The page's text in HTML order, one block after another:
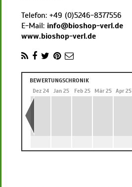
Telefon: +49 (0)5246-8377556
E-Mail: info@bioshop-verl.de
www.bioshop-verl.de
BEWERTUNGSCHRONIK
Dez 24 Jan 25 Feb 25 Mär 25 Apr 25